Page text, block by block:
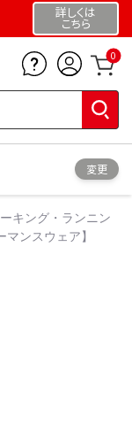
詳しくは
こちら
0
変更
キング・ランニン
ンスウェア】